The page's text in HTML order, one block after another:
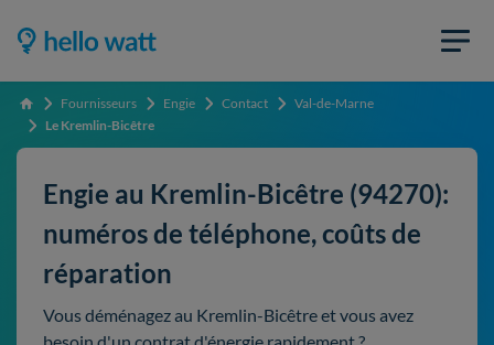
Accueil Fournisseurs Engie Contact
Val-de-Marne
Le Kremlin-Bicêtre
Engie au Kremlin-Bicêtre (94270):
numéros de téléphone, coûts de
réparation
Vous déménagez au Kremlin-Bicêtre et vous avez